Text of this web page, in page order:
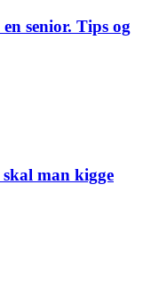
senior. Tips og
man kigge